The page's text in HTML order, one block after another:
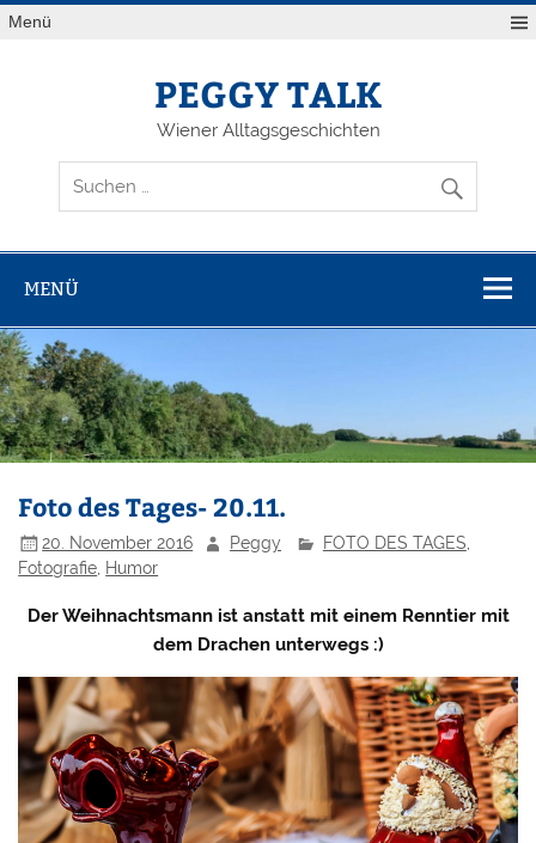
Zum
Inhalt
Menü
PEGGY TALK
Wiener Alltagsgeschichten
MENÜ
Foto des Tages- 20.11.
20. November 2016 Peggy FOTO DES TAGES
Fotografie, Humor
Der Weihnachtsmann ist anstatt mit einem Renntier mit
dem Drachen unterwegs :)